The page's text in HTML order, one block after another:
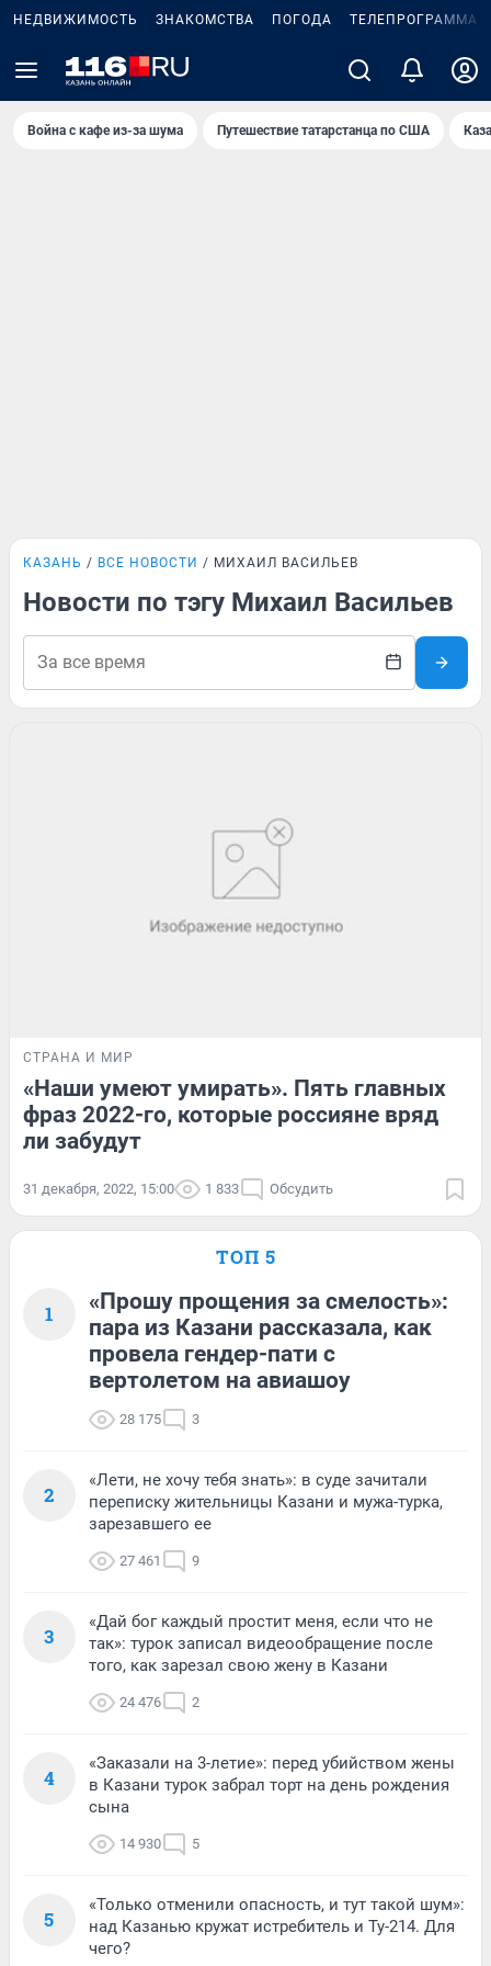
НЕДВИЖИМОСТЬ ЗНАКОМСТВА ПОГОДА ТЕЛЕПРОГРАММА
Война с кафе из-за шума Путешествие татарстанца по США
КАЗАНЬ ВСЕ НОВОСТИ МИХАИЛ ВАСИЛЬЕВ
Новости по тэгу Михаил Васильев
СТРАНА И МИР
«Наши умеют умирать». Пять главных
фраз 2022-го, которые россияне вряд
ли забудут
31 декабря, 2022, 15:00 1 833 Обсудить
ТОП 5
1
«Прошу прощения за смелость»:
пара из Казани рассказала, как
провела гендер-пати с
вертолетом на авиашоу
28 175 3
2
«Лети, не хочу тебя знать»: в суде зачитали
переписку жительницы Казани и мужа-турка,
зарезавшего ее
27 461 9
3
«Дай бог каждый простит меня, если что не
так»: турок записал видеообращение после
того, как зарезал свою жену в Казани
24 476 2
4
«Заказали на 3-летие»: перед убийством жены
в Казани турок забрал торт на день рождения
сына
14 930 5
5
«Только отменили опасность, и тут такой шум»:
над Казанью кружат истребитель и Ту-214. Для
чего?